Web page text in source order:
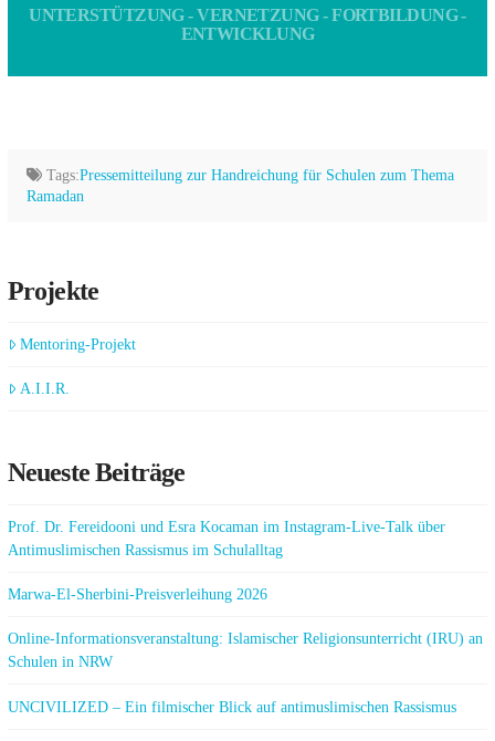
UNTERSTÜTZUNG - VERNETZUNG - FORTBILDUNG -
ENTWICKLUNG
Tags:Pressemitteilung zur Handreichung für Schulen zum Thema
Ramadan
Projekte
Mentoring-Projekt
A.I.I.R.
Neueste Beiträge
Prof. Dr. Fereidooni und Esra Kocaman im Instagram-Live-Talk über
Antimuslimischen Rassismus im Schulalltag
Marwa-El-Sherbini-Preisverleihung 2026
Online-Informationsveranstaltung: Islamischer Religionsunterricht (IRU) an
Schulen in NRW
UNCIVILIZED – Ein filmischer Blick auf antimuslimischen Rassismus